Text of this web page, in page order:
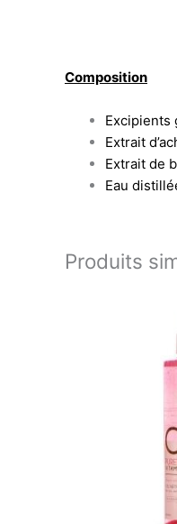
Composition
Excipients
Extrait
Extrait de
Eau
Produits